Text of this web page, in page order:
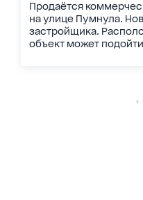
Продаётся
на улице Пумнула.
застройщика.
объект может